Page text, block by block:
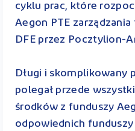
cyklu prac, które
Aegon PTE
DFE przez Pocztylion-
Długi i skomplikowany
polegał przede
środków z funduszy
odpowiednich